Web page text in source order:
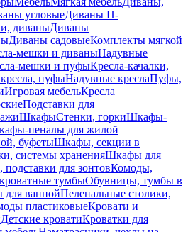
угловыеДиваны П-
диваныДиваны
Диваны садовыеКомплекты мягкой
мешки и диваныНадувные
мешки и пуфыКресла-качалки,
пуфыНадувные креслаПуфы,
Игровая мебельКресла
Подставки для
ШкафыСтенки, горкиШкафы-
пеналы для жилой
буфетыШкафы, секции в
системы храненияШкафы для
для зонтовКомоды,
тумбыОбувницы, тумбы в
ваннойПеленальные столики,
пластиковыеКровати и
Детские кроватиКроватки для